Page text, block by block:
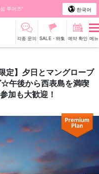
투어즈" 한국어
각종 문의 SALE・特集 예약 확인 메뉴
】夕日とマングローブ
午後から西表島を満喫
加も大歓迎！